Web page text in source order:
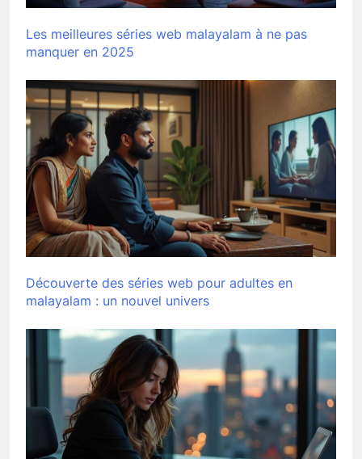
Les meilleures séries web malayalam à ne pas
manquer en 2025
Découverte des séries web pour adultes en
malayalam : un nouvel univers